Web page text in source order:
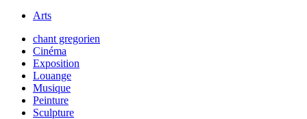
Arts
chant gregorien
Cinéma
Exposition
Louange
Musique
Peinture
Sculpture